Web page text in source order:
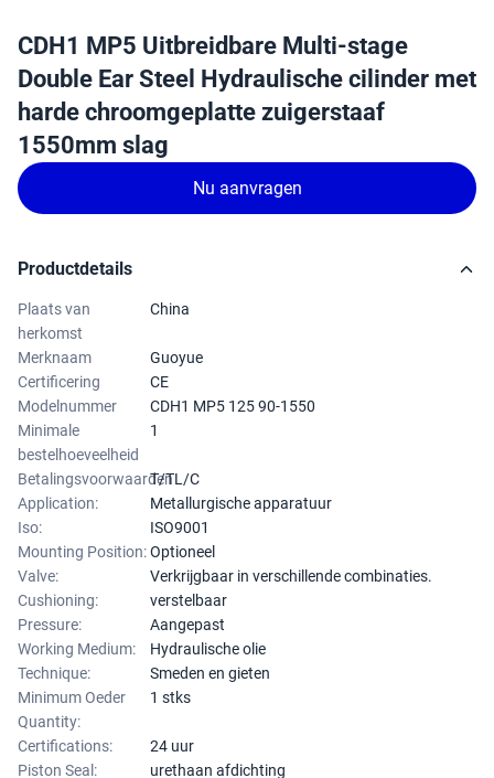
CDH1 MP5 Uitbreidbare Multi-stage
Double Ear Steel Hydraulische cilinder met
harde chroomgeplatte zuigerstaaf
1550mm slag
Nu aanvragen
Productdetails
Plaats van
herkomst
China
Merknaam
Guoyue
Certificering
CE
Modelnummer
CDH1 MP5 125 90-1550
Minimale
bestelhoeveelheid
1
BetalingsvoorwaardenT/TL/C
Application:
Metallurgische apparatuur
Iso:
ISO9001
Mounting Position:Optioneel
Valve:
Verkrijgbaar in verschillende combinaties.
Cushioning:
verstelbaar
Pressure:
Aangepast
Working Medium:
Hydraulische olie
Technique:
Smeden en gieten
Minimum Oeder
Quantity:
1 stks
Certifications:
24 uur
Piston Seal:
urethaan afdichting